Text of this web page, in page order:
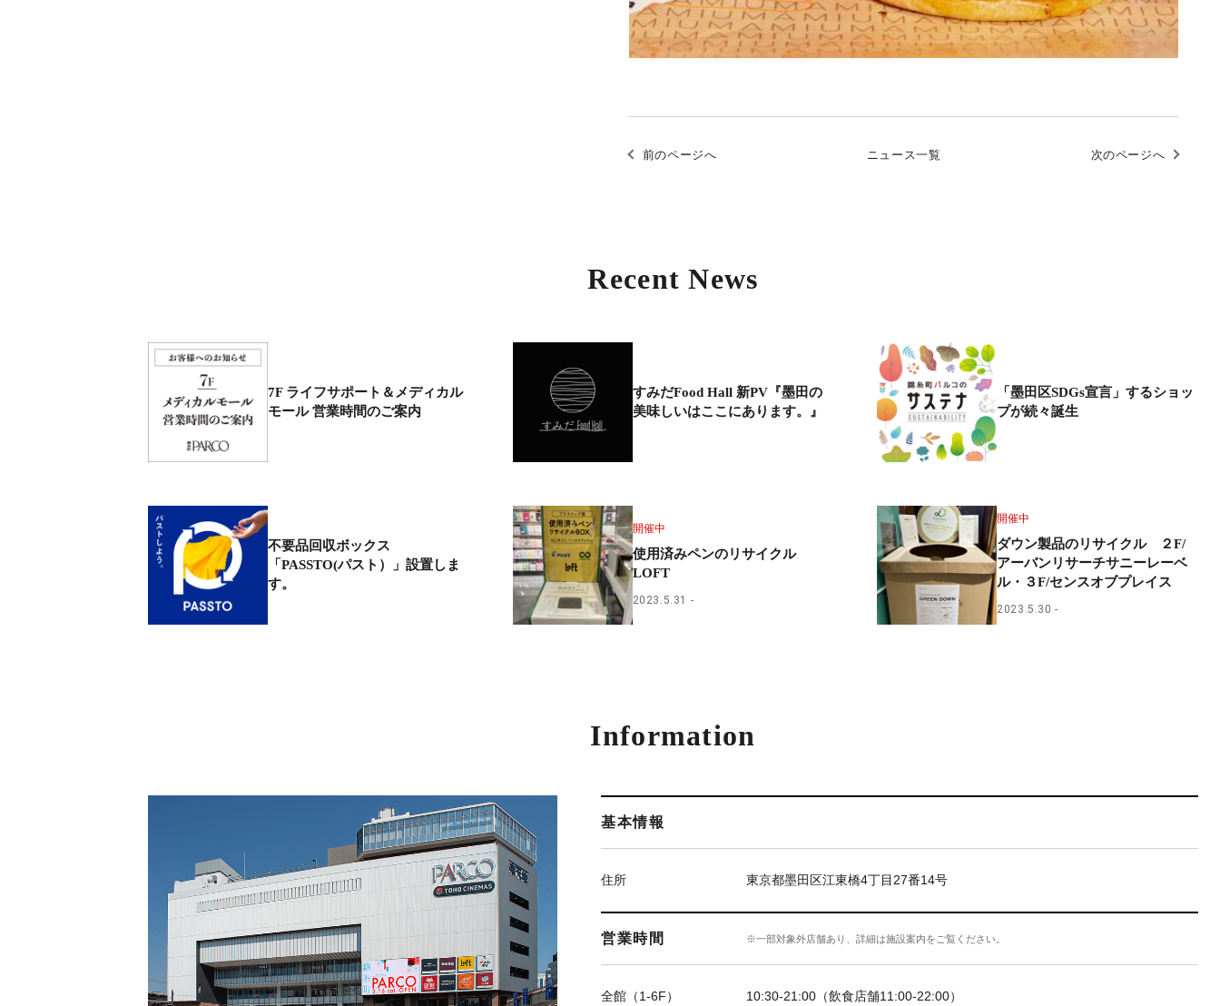
前のページへ ニュース一覧 次のページへ
Recent News
7F ライフサポート＆メディカル
モール 営業時間のご案内
すみだFood Hall 新PV『墨田の
美味しいはここにあります。』
「墨田区SDGs宣言」するショッ
プが続々誕生
不要品回収ボックス
「PASSTO(パスト）」設置しま
す。
開催中
使用済みペンのリサイクル
LOFT
2023.5.31
開催中
ダウン製品のリサイクル ２F/
アーバンリサーチサニーレーベ
ル・３F/センスオブプレイス
2023.5.30
Information
基本情報
住所 東京都墨田区江東橋4丁目27番14号
営業時間 ※一部対象外店舗あり、詳細は施設案内をご覧ください。
全館（1-6F） 10:30-21:00（飲食店舗11:00-22:00）